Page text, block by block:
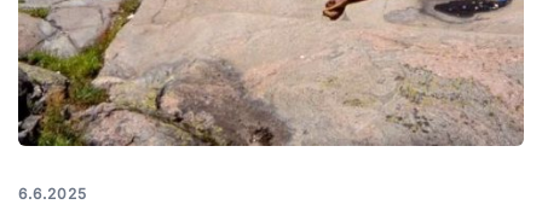
6.6.2025